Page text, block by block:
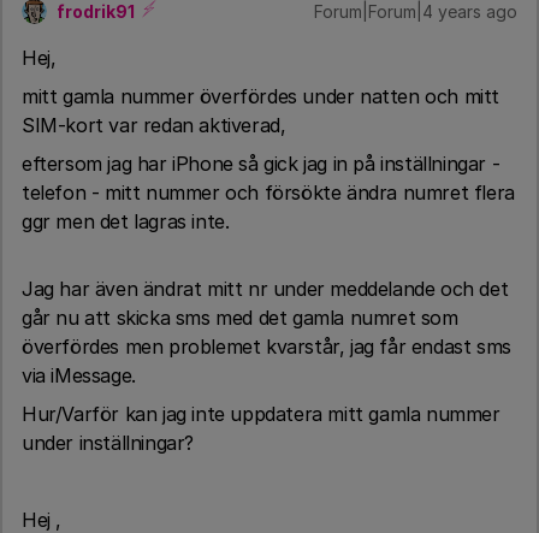
frodrik91 Forum|Forum|4 years ago
Hej,
mitt gamla nummer överfördes under natten och mitt
SIM-kort var redan aktiverad,
eftersom jag har iPhone så gick jag in på inställningar -
telefon - mitt nummer och försökte ändra numret flera
ggr men det lagras inte.
Jag har även ändrat mitt nr under meddelande och det
går nu att skicka sms med det gamla numret som
överfördes men problemet kvarstår, jag får endast sms
via iMessage.
Hur/Varför kan jag inte uppdatera mitt gamla nummer
under inställningar?
Hej ,